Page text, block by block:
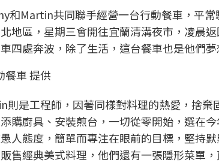
和Martin共同聯手經營一台行動餐車，平
地區，星期三會開往宜蘭清溝夜市，凌晨
四處奔波，除了生活，這台餐車也是他們夢
餐車 提供
是工程師，因著同樣對料理的熱愛，捨棄
購廚具、安裝煎台，一切從零開始，選在
人態度，簡單而專注在眼前的目標，堅持
售經典美式料理，他們還有一張隱形菜單